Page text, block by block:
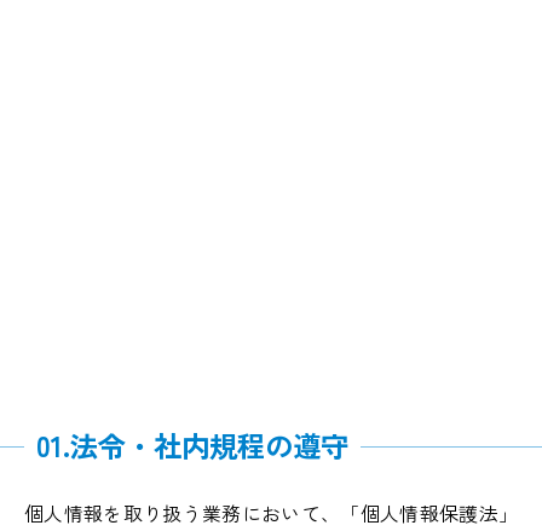
01.法令・社内規程の遵守
個人情報を取り扱う業務において、「個人情報保護法」